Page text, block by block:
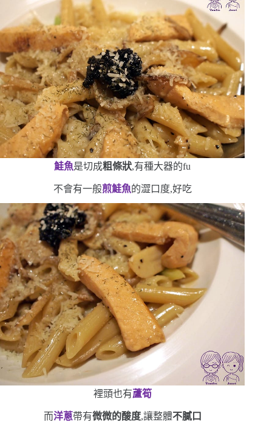
鮭魚是切成粗條狀,有種大器的fu
不會有一般煎鮭魚的澀口度,好吃
裡頭也有蘆筍
而洋蔥帶有微微的酸度,讓整體不膩口